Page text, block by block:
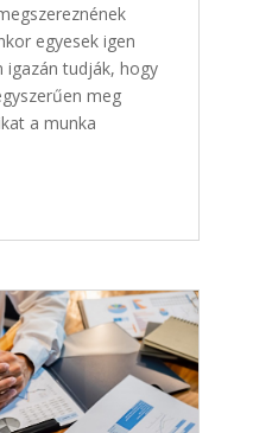
egyesek igen
igazán tudják, hogy
meg
a munka